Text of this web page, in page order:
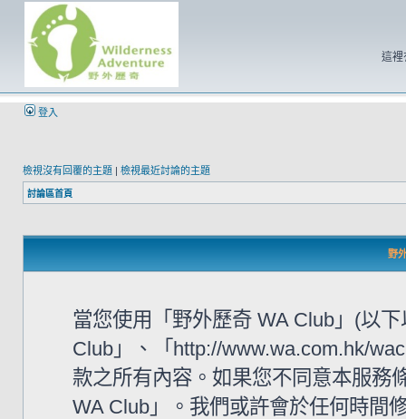
這裡
登入
檢視沒有回覆的主題 | 檢視最近討論的主題
討論區首頁
野
當您使用「野外歷奇 WA Club」(以
Club」、「http://www.wa.com.hk/
款之所有內容。如果您不同意本服務
WA Club」。我們或許會於任何時間